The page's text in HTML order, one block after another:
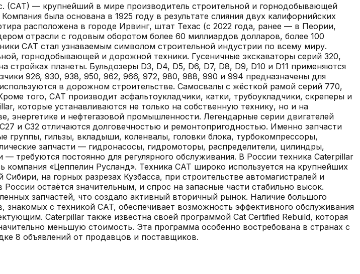
(CAT) — крупнейший в мире производитель строительной и горнодобывающей
была основана в 1925 году в результате слияния двух калифорнийских
расположена в городе Ирвинг, штат Техас (с 2022 года, ранее — в Пеории,
отрасли с годовым оборотом более 60 миллиардов долларов, более 100
CAT стал узнаваемым символом строительной индустрии по всему миру.
горнодобывающей и дорожной техники. Гусеничные экскаваторы серий 320,
планеты. Бульдозеры D3, D4, D5, D6, D7, D8, D9, D10 и D11 применяются
926, 930, 938, 950, 962, 966, 972, 980, 988, 990 и 994 предназначены для
в дорожном строительстве. Самосвалы с жёсткой рамой серий 770,
того, CAT производит асфальтоукладчики, катки, трубоукладчики, скреперы и
которые устанавливаются не только на собственную технику, но и на
энергетике и нефтегазовой промышленности. Легендарные серии двигателей
и C32 отличаются долговечностью и ремонтопригодностью. Именно запчасти
группы, гильзы, вкладыши, коленвалы, головки блока, турбокомпрессоры,
запчасти — гидронасосы, гидромоторы, распределители, цилиндры,
постоянно для регулярного обслуживания. В России техника Caterpillar
«Цеппелин Русланд». Техника CAT широко используется на крупнейших
на горных разрезах Кузбасса, при строительстве автомагистралей и
остаётся значительным, и спрос на запасные части стабильно высок.
запчастей, что создало активный вторичный рынок. Наличие большого
с техникой CAT, обеспечивает возможность эффективного обслуживания
Caterpillar также известна своей программой Cat Certified Rebuild, которая
меньшую стоимость. Эта программа особенно востребована в странах с
8 объявлений от продавцов и поставщиков.